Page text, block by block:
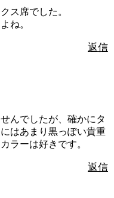
ス席でした。
ね。
返信
んでしたが、確かにタ
はあまり黒っぽい貴重
ラーは好きです。
返信